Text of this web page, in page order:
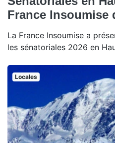
France Insoumise
La France Insoumise a
les sénatoriales 2026 en
Locales